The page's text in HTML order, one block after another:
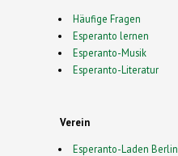
Häufige Fragen
Esperanto lernen
Esperanto-Musik
Esperanto-Literatur
Verein
Esperanto-Laden Berlin